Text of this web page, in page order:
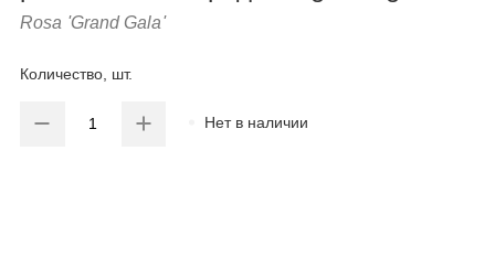
Rosa 'Grand Gala'
Количество, шт.
Нет в наличии